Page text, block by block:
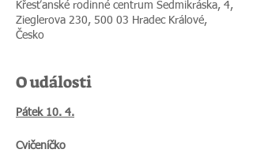
Křesťanské rodinné centrum Sedmikráska, 4,
Zieglerova 230, 500 03 Hradec Králové,
Česko
O události
Pátek 10. 4.
Cvičeníčko